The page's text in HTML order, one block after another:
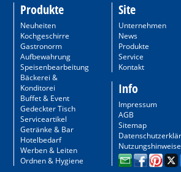
Produkte
Neuheiten
Kochgeschirre
Gastronorm
Aufbewahrung
Speisenbearbeitung
Bäckerei &
Konditorei
Buffet & Event
Gedeckter Tisch
Serviceartikel
Getränke & Bar
Hotelbedarf
Werben & Leiten
Ordnen & Hygiene
Site
Unternehmen
News
Produkte
Service
Kontakt
Info
Impressum
AGB
Sitemap
Nutzungshinweise